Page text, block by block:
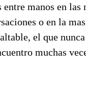
manos en las
o en la
el que
muchas